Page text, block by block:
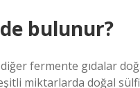
bulunur?
diğer fermente gıdalar
miktarlarda doğal